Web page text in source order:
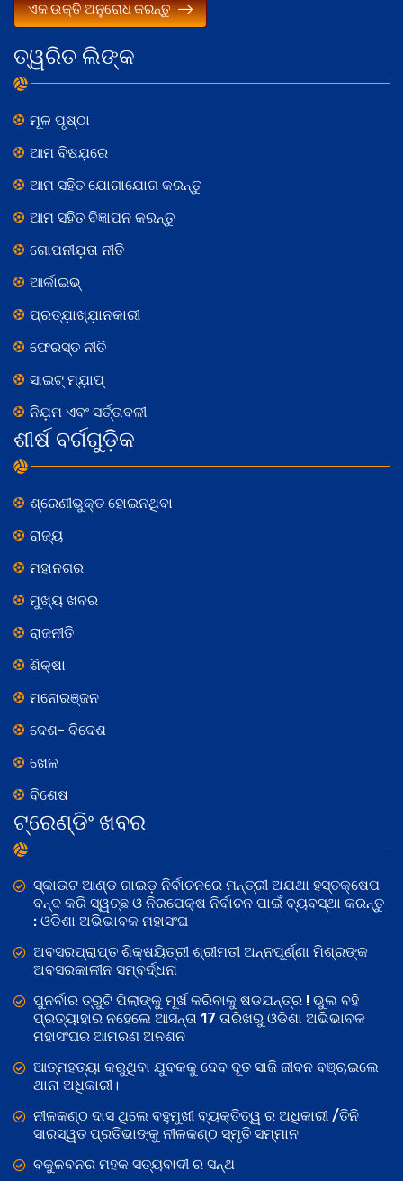
ତ୍ୱରିତ ଲିଙ୍କ
ମୂଳ ପୃଷ୍ଠା
ଆମ ବିଷଯ଼ରେ
ଆମ ସହିତ ଯୋଗାଯୋଗ କରନ୍ତୁ
ଆମ ସହିତ ବିଜ୍ଞାପନ କରନ୍ତୁ
ଗୋପନୀଯ଼ତା ନୀତି
ଆର୍କାଇଭ୍
ପ୍ରତ୍ଯ଼ାଖ୍ଯ଼ାନକାରୀ
ଫେରସ୍ତ ନୀତି
ସାଇଟ୍ ମ୍ଯ଼ାପ୍
ନିଯ଼ମ ଏବଂ ସର୍ତ୍ତାବଳୀ
ଶୀର୍ଷ ବର୍ଗଗୁଡ଼ିକ
ଶ୍ରେଣୀଭୁକ୍ତ ହୋଇନଥିବା
ରାଜ୍ୟ
ମହାନଗର
ମୁଖ୍ୟ ଖବର
ରାଜନୀତି
ଶିକ୍ଷା
ମନୋରଞ୍ଜନ
ଦେଶ- ବିଦେଶ
ଖେଳ
ବିଶେଷ
ଟ୍ରେଣ୍ଡିଂ ଖବର
ସ୍କାଉଟ ଆଣ୍ଡ ଗାଇଡ଼ ନିର୍ବାଚନରେ ମନ୍ତ୍ରୀ ଅଯଥା ହସ୍ତକ୍ଷେପ
ବନ୍ଦ କରି ସ୍ୱଚ୍ଛ ଓ ନିରପେକ୍ଷ ନିର୍ବାଚନ ପାଇଁ ବ୍ୟବସ୍ଥା କରନ୍ତୁ
: ଓଡିଶା ଅଭିଭାବକ ମହାସଂଘ
ଅବସରପ୍ରାପ୍ତ ଶିକ୍ଷୟିତ୍ରୀ ଶ୍ରୀମତୀ ଅନ୍ନପୂର୍ଣ୍ଣା ମିଶ୍ରଙ୍କ
ଅବସରକାଳୀନ ସମ୍ବର୍ଦ୍ଧନା
ପୁନର୍ବାର ତ୍ରୁଟି ପିଲାଙ୍କୁ ମୂର୍ଖ କରିବାକୁ ଷଡଯନ୍ତ୍ର ! ଭୁଲ ବହି
ପ୍ରତ୍ୟାହାର ନହେଲେ ଆସନ୍ତା 17 ତାରିଖରୁ ଓଡିଶା ଅଭିଭାବକ
ମହାସଂଘର ଆମରଣ ଅନଶନ
ଆତ୍ମହତ୍ୟା କରୁଥିବା ଯୁବକକୁ ଦେବ ଦୂତ ସାଜି ଜୀବନ ବଞ୍ଚାଇଲେ
ଥାନା ଅଧିକାରୀ।
ନୀଳକଣ୍ଠ ଦାସ ଥିଲେ ବହୁମୁଖୀ ବ୍ୟକ୍ତିତ୍ୱ ର ଅଧିକାରୀ /ତିନି
ସାରସ୍ୱତ ପ୍ରତିଭାଙ୍କୁ ନୀଳକଣ୍ଠ ସ୍ମୃତି ସମ୍ମାନ
ବକୁଳବନର ମହକ ସତ୍ୟବାଦୀ ର ସନ୍ଥ
ଏକ ଉକ୍ତି ଅନୁରୋଧ କରନ୍ତୁ